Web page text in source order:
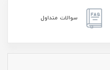
سوالات متداول